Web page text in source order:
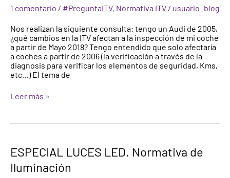
1 comentario / #PreguntaITV, Normativa ITV / usuario_blog
Nos realizan la siguiente consulta: tengo un Audi de 2005,
¿qué cambios en la ITV afectan a la inspección de mi coche
a partir de Mayo 2018? Tengo entendido que solo afectaría
a coches a partir de 2006 (la verificación a través de la
diagnosis para verificar los elementos de seguridad, Kms,
etc…) El tema de
la
de
ITV
mayo
2018
Leer más »
ESPECIAL LUCES LED. Normativa de
Iluminación
ESPECIAL
LUCES
LED.